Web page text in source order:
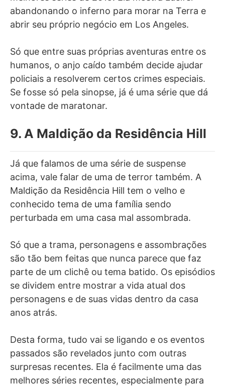
abandonando o inferno para morar na Terra e
abrir seu próprio negócio em Los Angeles.
Só que entre suas próprias aventuras entre os
humanos, o anjo caído também decide ajudar
policiais a resolverem certos crimes especiais.
Se fosse só pela sinopse, já é uma série que dá
vontade de maratonar.
9. A Maldição da Residência Hill
Já que falamos de uma série de suspense
acima, vale falar de uma de terror também. A
Maldição da Residência Hill tem o velho e
conhecido tema de uma família sendo
perturbada em uma casa mal assombrada.
Só que a trama, personagens e assombrações
são tão bem feitas que nunca parece que faz
parte de um clichê ou tema batido. Os episódios
se dividem entre mostrar a vida atual dos
personagens e de suas vidas dentro da casa
anos atrás.
Desta forma, tudo vai se ligando e os eventos
passados são revelados junto com outras
surpresas recentes. Ela é facilmente uma das
melhores séries recentes, especialmente para